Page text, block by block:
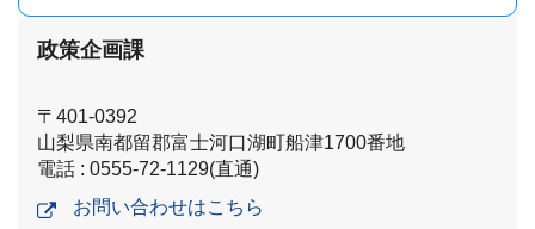
政策企画課
〒401-0392
山梨県南都留郡富士河口湖町船津1700番地
電話 : 0555-72-1129(直通)
お問い合わせはこちら